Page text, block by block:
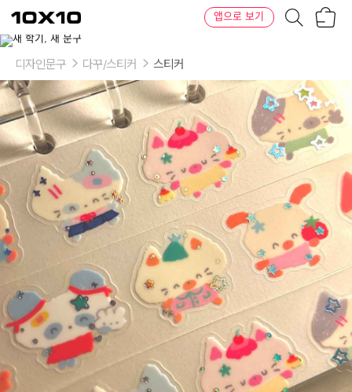
텐
바
텐
앱으로 보기
디자인문구 다꾸/스티커 스티커